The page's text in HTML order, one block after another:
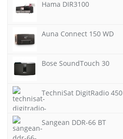
Hama DIR3100
Auna Connect 150 WD
Bose SoundTouch 30
TechniSat DigitRadio 450
Sangean DDR-66 BT